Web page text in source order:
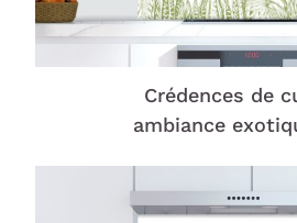
Crédences de
ambiance